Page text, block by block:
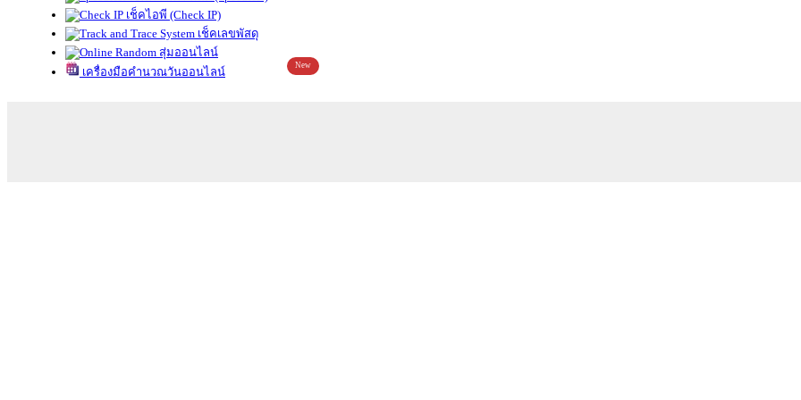
เช็คไอพี (Check IP)
เช็คเลขพัสดุ
สุ่มออนไลน์
เครื่องมือคำนวณวันออนไลน์
New